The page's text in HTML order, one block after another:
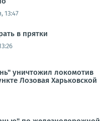
13:47
в прятки
уничтожил локомотив
Лозовая Харьковской